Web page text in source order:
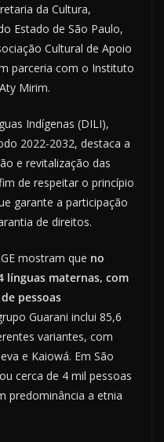
da Cultura,
Estado de São Paulo,
Cultural de Apoio
parceria com o Instituto
Mirim.
Indígenas (DILI),
2022-2032, destaca a
e revitalização das
de respeitar o princípio
garante a participação
de direitos.
mostram que no
línguas maternas, com
pessoas
Guarani inclui 85,6
variantes, com
e Kaiowá. Em São
cerca de 4 mil pessoas
predominância a etnia